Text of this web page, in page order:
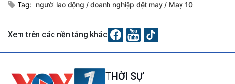
Tag: người lao động doanh nghiệp dệt may May 10
Xem trên các nền tảng khác
THỜI SỰ